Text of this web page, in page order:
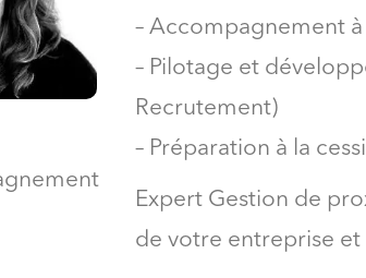
– Accompagnement
– Pilotage et
Recrutement)
– Préparation à la
Expert Gestion de
de votre entreprise